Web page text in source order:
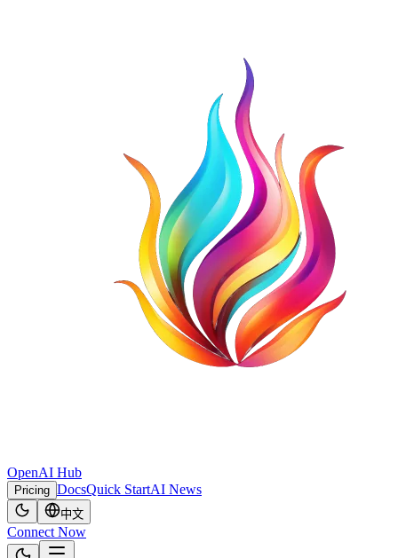
OpenAI Hub
Pricing DocsQuick StartAI News
中文
Connect Now